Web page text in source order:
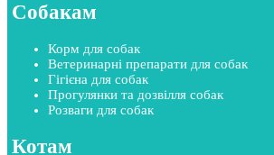
Собакам
Корм для собак
Ветеринарні препарати для собак
Гігієна для собак
Прогулянки та дозвілля собак
Розваги для собак
Котам